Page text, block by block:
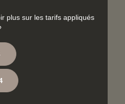
plus sur les tarifs appliqués